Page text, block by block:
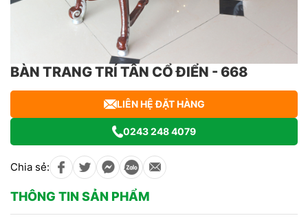
BÀN TRANG TRÍ TÂN CỔ ĐIỂN - 668
LIÊN HỆ ĐẶT HÀNG
0243 248 4079
Chia sẻ:
THÔNG TIN SẢN PHẨM